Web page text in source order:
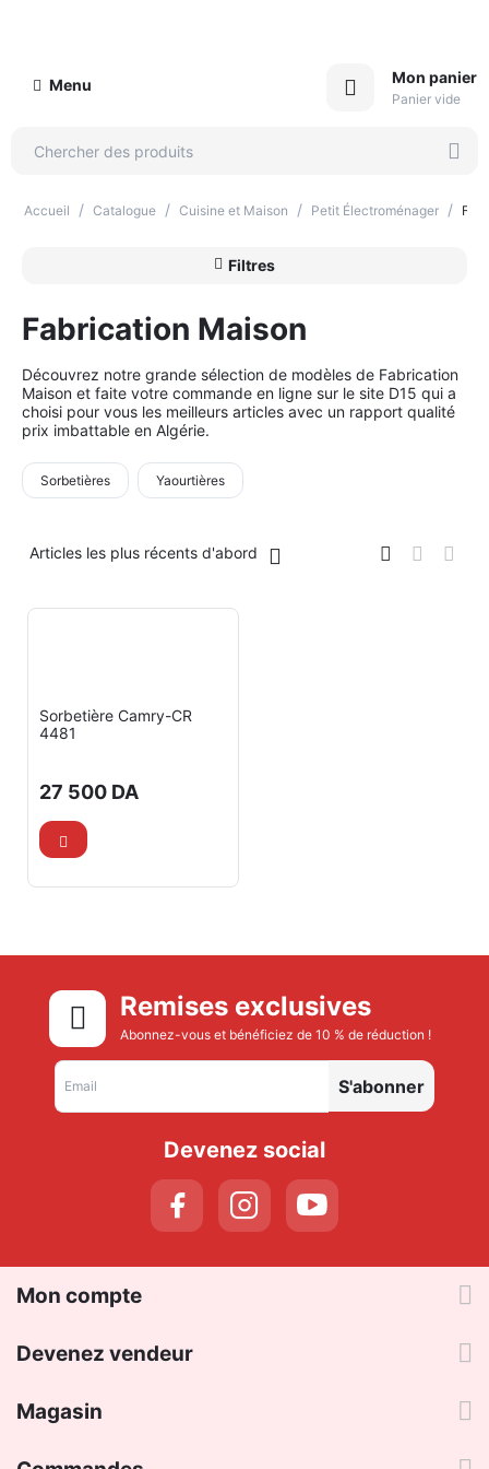
Menu Mon panier
Panier vide
Accueil / Catalogue / Cuisine et Maison / Petit Électroménager /
Filtres
Fabrication Maison
Découvrez notre grande sélection de modèles de Fabrication
Maison et faite votre commande en ligne sur le site D15 qui a
choisi pour vous les meilleurs articles avec un rapport qualité
prix imbattable en Algérie.
Sorbetières Yaourtières
Articles les plus récents d'abord
Sorbetière Camry-CR
4481
27 500 DA
Remises exclusives
Abonnez-vous et bénéficiez de 10 % de réduction !
S'abonner
Devenez social
Mon compte
Devenez vendeur
Magasin